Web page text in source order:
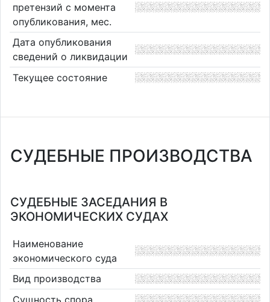
претензий с момента
опубликования, мес.
Дата опубликования
сведений о ликвидации
Текущее состояние
СУДЕБНЫЕ ПРОИЗВОДСТВА
СУДЕБНЫЕ ЗАСЕДАНИЯ В
ЭКОНОМИЧЕСКИХ СУДАХ
Наименование
экономического суда
Вид производства
Сущность спора